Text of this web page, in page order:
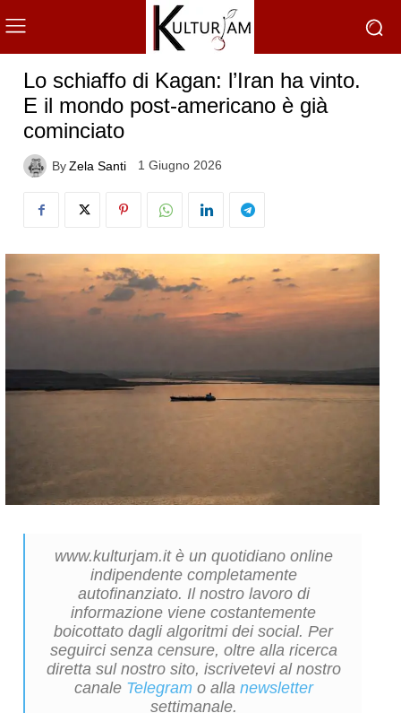
Lo schiaffo di Kagan: l’Iran ha vinto.
E il mondo post-americano è già
cominciato
ByZela Santi 1 Giugno 2026
www.kulturjam.it è un quotidiano online
indipendente completamente
autofinanziato. Il nostro lavoro di
informazione viene costantemente
boicottato dagli algoritmi dei social. Per
seguirci senza censure, oltre alla ricerca
diretta sul nostro sito, iscrivetevi al nostro
canale Telegram o alla newsletter
settimanale.